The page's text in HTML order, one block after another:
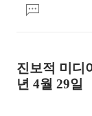
문댓
글
진보적 미디
년 4월 29일